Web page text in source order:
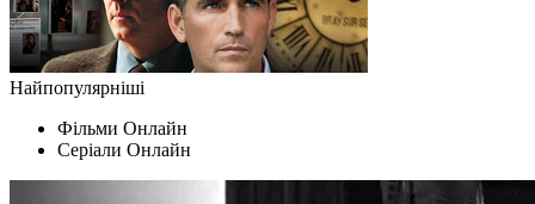
Найпопулярніші
Фільми Oнлайн
Серіали Oнлайн